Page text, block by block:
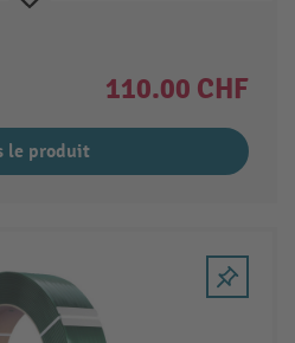
110.00 CHF
le produit